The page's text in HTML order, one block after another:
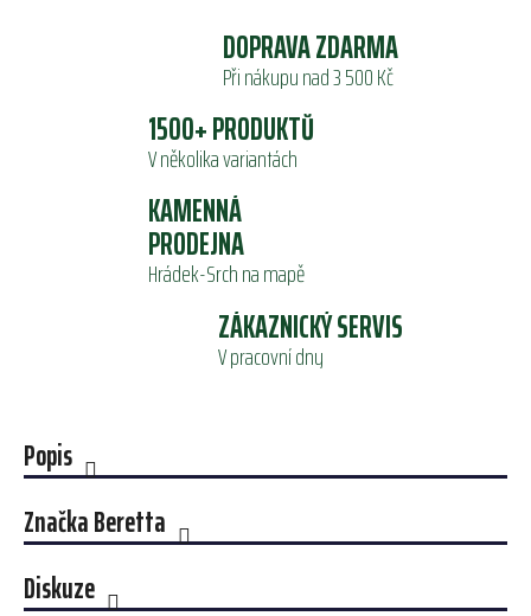
DOPRAVA ZDARMA
Při nákupu nad 3 500 Kč
1500+ PRODUKTŮ
V několika variantách
KAMENNÁ
PRODEJNA
Hrádek-Srch na mapě
ZÁKAZNICKÝ SERVIS
V pracovní dny
Popis
ZnačkaBeretta
Diskuze